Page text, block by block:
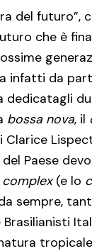
del futuro”,
che è
infatti da
dedicatagli
bossa nova, il
Clarice
Paese
(e lo
sempre,